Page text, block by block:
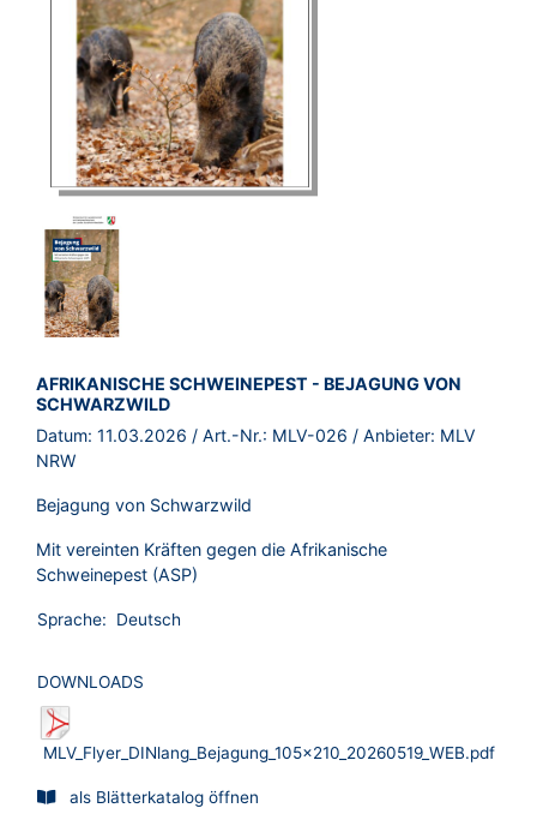
BROSCHÜRE:
AFRIKANISCHE SCHWEINEPEST - BEJAGUNG VON
SCHWARZWILD
Datum: 11.03.2026 / Art.-Nr.: MLV-026 / Anbieter: MLV
NRW
Bejagung von Schwarzwild
Mit vereinten Kräften gegen die Afrikanische
Schweinepest (ASP)
Sprache: Deutsch
DOWNLOADS
MLV_Flyer_DINlang_Bejagung_105x210_20260519_WEB.pdf
als Blätterkatalog öffnen